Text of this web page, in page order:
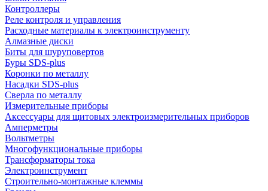
Контроллеры
Реле контроля и управления
Расходные материалы к электроинструменту
Алмазные диски
Биты для шуруповертов
Буры SDS-plus
Коронки по металлу
Насадки SDS-plus
Сверла по металлу
Измерительные приборы
Аксессуары для щитовых электроизмерительных приборов
Амперметры
Вольтметры
Многофункциональные приборы
Трансформаторы тока
Электроинструмент
Строительно-монтажные клеммы